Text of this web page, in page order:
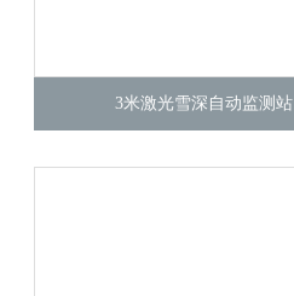
3米激光雪深自动监测站